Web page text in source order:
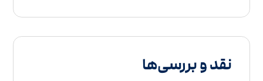
نقد و بررسی‌ها